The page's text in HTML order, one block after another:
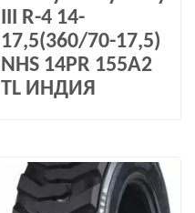
III R-4 14-
17,5(360/70-17,5)
NHS 14PR 155A2
TL ИНДИЯ